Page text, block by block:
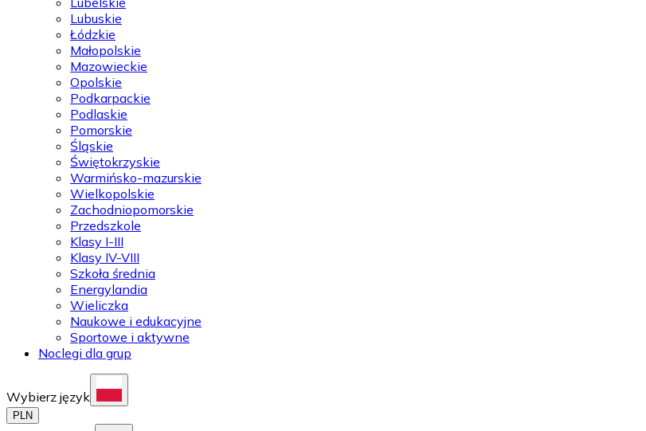
Lubuskie
Łódzkie
Małopolskie
Mazowieckie
Opolskie
Podkarpackie
Podlaskie
Pomorskie
Śląskie
Świętokrzyskie
Warmińsko-mazurskie
Wielkopolskie
Zachodniopomorskie
Przedszkole
Klasy I-III
Klasy IV-VIII
Szkoła średnia
Energylandia
Wieliczka
Naukowe i edukacyjne
Sportowe i aktywne
Noclegi dla grup
Wybierz język
PLN